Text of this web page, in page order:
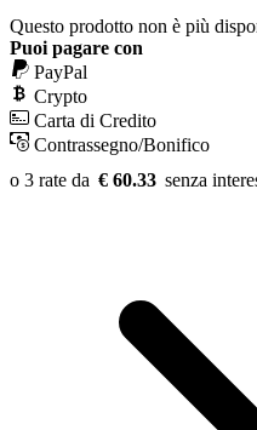
Questo prodotto non è più
Puoi pagare con
PayPal
Crypto
Carta di Credito
Contrassegno/Bonifico
€ 60.33